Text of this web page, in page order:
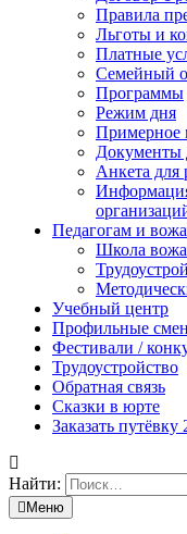
Правила
Льготы и
Платные
Семейный
Программы
Режим дня
Примерное
Документы
Анкета для
Педагогам и
Школа
Учебный центр
Профильные
Фестивали /
Трудоустройство
Обратная связь
Сказки в юрте
Заказать путёвку
Найти:
Меню